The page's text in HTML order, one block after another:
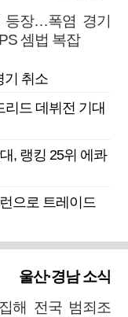
장…폭염 경기
셈법 복잡
기 취소
드 데뷔전 기대
, 랭킹 25위 에콰
으로 트레이드
울산·경남 소식
해 전국 범죄조